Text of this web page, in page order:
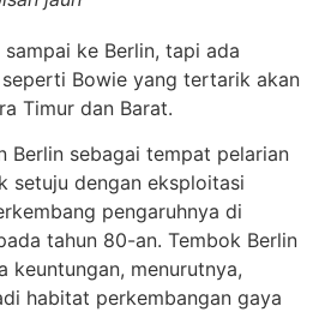
ke Berlin, tapi ada
Bowie yang tertarik akan
Timur dan Barat.
Berlin sebagai tempat pelarian
setuju dengan eksploitasi
pengaruhnya di
tahun 80-an. Tembok Berlin
keuntungan, menurutnya,
habitat perkembangan gaya